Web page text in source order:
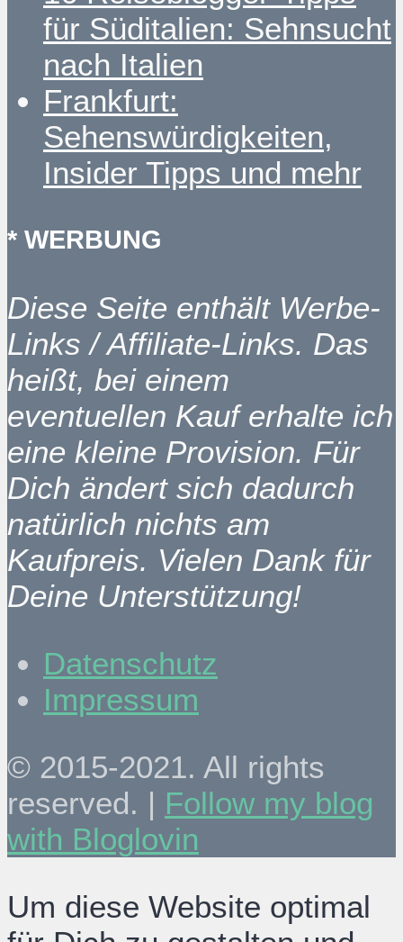
für Süditalien: Sehnsucht
nach Italien
Frankfurt:
Sehenswürdigkeiten,
Insider Tipps und mehr
* WERBUNG
Diese Seite enthält Werbe-
Links / Affiliate-Links. Das
heißt, bei einem
eventuellen Kauf erhalte ich
eine kleine Provision. Für
Dich ändert sich dadurch
natürlich nichts am
Kaufpreis. Vielen Dank für
Deine Unterstützung!
Datenschutz
Impressum
© 2015-2021. All rights
reserved. | Follow my blog
with Bloglovin
Um diese Website optimal